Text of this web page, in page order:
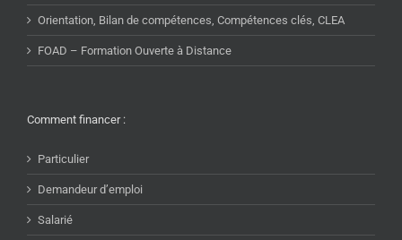
Orientation, Bilan de compétences, Compétences clés, CLEA
FOAD – Formation Ouverte à Distance
Comment financer :
Particulier
Demandeur d’emploi
Salarié